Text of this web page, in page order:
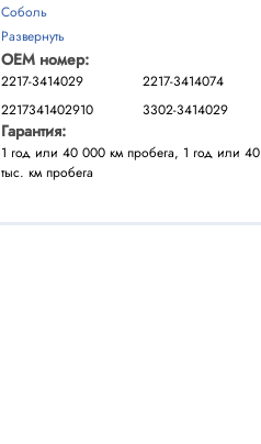
Соболь
Развернуть
OEM номер:
2217-3414029
2217-3414074
2217341402910
3302-3414029
Гарантия:
1 год или 40 000 км пробега, 1 год или 40
тыс. км пробега